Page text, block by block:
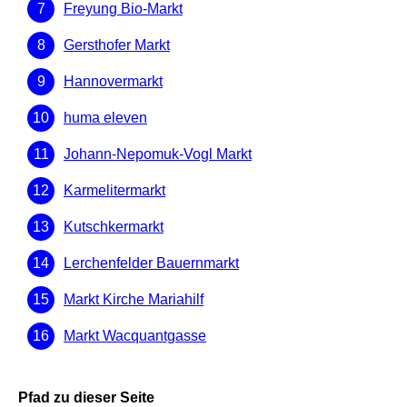
Freyung Bio-Markt
Gersthofer Markt
Hannovermarkt
huma eleven
Johann-Nepomuk-Vogl Markt
Karmelitermarkt
Kutschkermarkt
Lerchenfelder Bauernmarkt
Markt Kirche Mariahilf
Markt Wacquantgasse
Pfad zu dieser Seite